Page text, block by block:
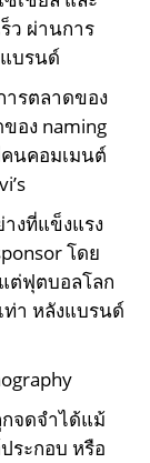
ร็ว ผ่านการ
บรนด์
ารตลาดของ
อง naming
นคอมเมนต์
งที่แข็งแรง
โดย
ต่ฟุตบอลโลก
ท่า หลังแบรนด์
จดจำได้แม้
ระกอบ หรือ